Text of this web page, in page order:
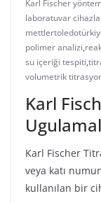
Karl Fischer
laboratuvar
polimer analizi,
su içeriği tespiti,
volumetrik
Karl
Karl Fischer
veya katı
kullanılan bir